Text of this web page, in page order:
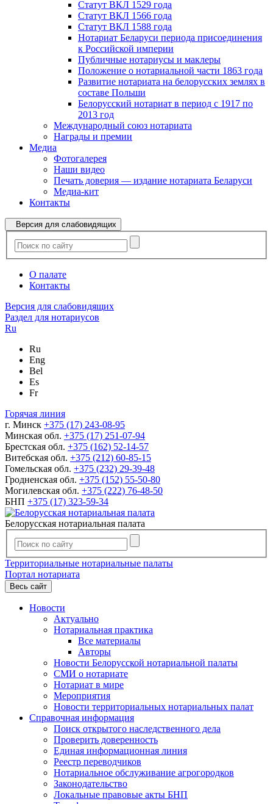
Статут ВКЛ 1529 года
Статут ВКЛ 1566 года
Статут ВКЛ 1588 года
Нотариат Беларуси периода присоединения
к Российской империи
Публичные нотариусы и маклеры
Положение о нотариальной части 1863 года
Развитие нотариата на белорусских землях в
составе Польши
Белорусский нотариат в период с 1917 по
2013 год
Международный союз нотариата
Награды и премии
Медиа
Фотогалерея
Наши видео
Печать доверия — издание нотариата Беларуси
Медиа-кит
Контакты
Версия для слабовидящих
О палате
Контакты
Версия для слабовидящих
Раздел для нотариусов
Ru
Ru
Eng
Bel
Es
Fr
Горячая линия
г. Минск +375 (17) 243-08-95
Минская обл. +375 (17) 251-07-94
Брестская обл. +375 (162) 52-14-57
Витебская обл. +375 (212) 60-85-15
Гомельская обл. +375 (232) 29-39-48
Гродненская обл. +375 (152) 55-50-80
Могилевская обл. +375 (222) 76-48-50
БНП +375 (17) 323-59-34
Белорусская нотариальная палата
Территориальные нотариальные палаты
Портал нотариата
Весь сайт
Новости
Актуально
Нотариальная практика
Все материалы
Авторы
Новости Белорусской нотариальной палаты
СМИ о нотариате
Нотариат в мире
Мероприятия
Новости территориальных нотариальных палат
Справочная информация
Поиск открытого наследственного дела
Проверить доверенность
Единая информационная линия
Реестр переводчиков
Нотариальное обслуживание агрогородков
Законодательство
Локальные правовые акты БНП